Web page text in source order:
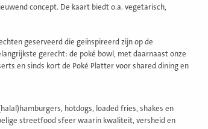
concept. De kaart biedt o.a. vegetarisch,
geserveerd die geïnspireerd zijn op de
gerecht: de poké bowl, met daarnaast onze
en sinds kort de Poké Platter voor shared dining en
hotdogs, loaded fries, shakes en
streetfood sfeer waarin kwaliteit, versheid en